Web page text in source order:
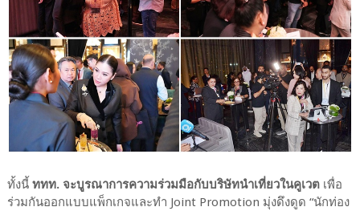
ทั้งนี้ ททท. จะบูรณาการความร่วมมือกับบริษัทนำเที่ยวในคูเวต เพื่อ
ร่วมกันออกแบบแพ็กเกจและทำ Joint Promotion มุ่งดึงดูด “นักท่อง